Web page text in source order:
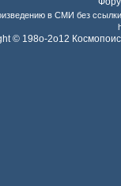
в СМИ без
© 198o-2o12